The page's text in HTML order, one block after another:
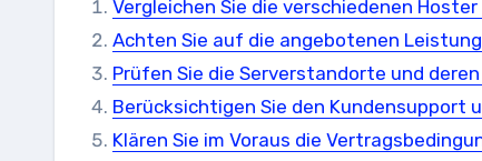
Vergleichen Sie die verschiedenen
Achten Sie auf die angebotenen
Prüfen Sie die Serverstandorte und
Berücksichtigen Sie den Kundensupport
Klären Sie im Voraus die